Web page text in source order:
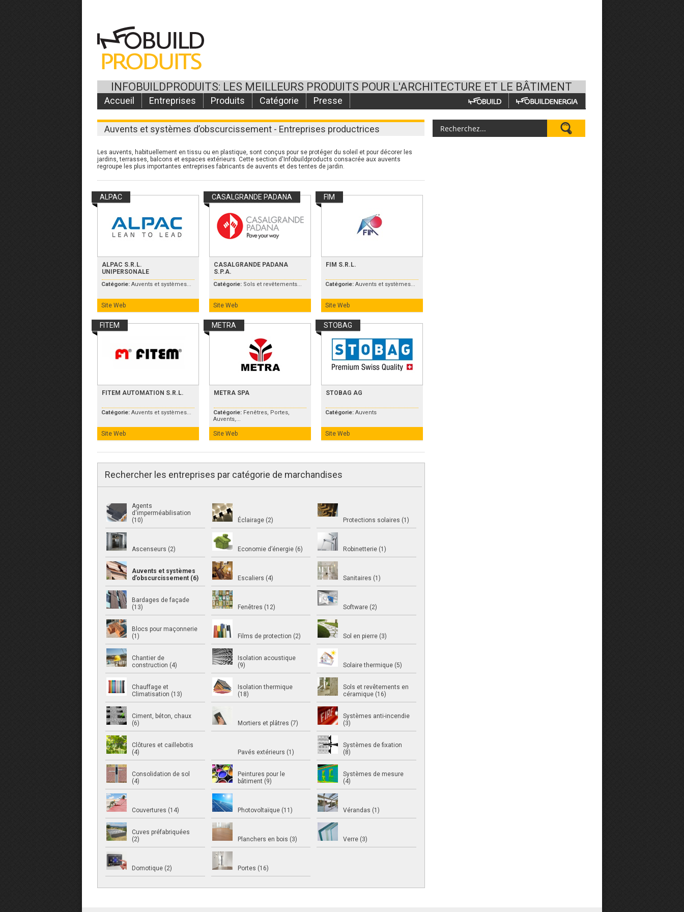
INFOBUILDPRODUITS: LES MEILLEURS PRODUITS POUR L'ARCHITECTURE ET LE BÂTIMENT
Accueil Entreprises Produits Catégorie Presse
Auvents et systèmes d’obscurcissement - Entreprises productrices
Les auvents, habituellement en tissu ou en plastique, sont conçus pour se protéger du soleil et pour décorer les
jardins, terrasses, balcons et espaces extérieurs. Cette section d'Infobuildproducts consacrée aux auvents
regroupe les plus importantes entreprises fabricants de auvents et des tentes de jardin.
ALPAC
ALPAC S.R.L.
UNIPERSONALE
Catégorie: Auvents et systèmes...
Site Web
CASALGRANDE PADANA
CASALGRANDE PADANA
S.P.A.
Catégorie: Sols et revêtements...
Site Web
FIM
FIM S.R.L.
Catégorie: Auvents et systèmes...
Site Web
FITEM
FITEM AUTOMATION S.R.L.
Catégorie: Auvents et systèmes...
Site Web
METRA
METRA SPA
Catégorie: Fenêtres, Portes,
Auvents,...
Site Web
STOBAG
STOBAG AG
Catégorie: Auvents
Site Web
Rechercher les entreprises par catégorie de marchandises
Agents
d'imperméabilisation
(10)
Ascenseurs (2)
Auvents et systèmes
d’obscurcissement (6)
Bardages de façade
(13)
Blocs pour maçonnerie
(1)
Chantier de
construction (4)
Chauffage et
Climatisation (13)
Ciment, béton, chaux
(6)
Clôtures et caillebotis
(4)
Consolidation de sol
(4)
Couvertures (14)
Cuves préfabriquées
(2)
Domotique (2)
Éclairage (2)
Economie d’énergie (6)
Escaliers (4)
Fenêtres (12)
Films de protection (2)
Isolation acoustique
(9)
Isolation thermique
(18)
Mortiers et plâtres (7)
Pavés extérieurs (1)
Peintures pour le
bâtiment (9)
Photovoltaïque (11)
Planchers en bois (3)
Portes (16)
Protections solaires (1)
Robinetterie (1)
Sanitaires (1)
Software (2)
Sol en pierre (3)
Solaire thermique (5)
Sols et revêtements en
céramique (16)
Systèmes anti-incendie
(3)
Systèmes de fixation
(8)
Systèmes de mesure
(4)
Vérandas (1)
Verre (3)